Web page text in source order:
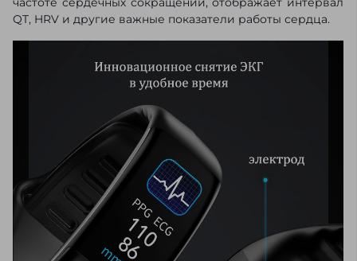
QT, HRV и другие важные показатели работы сердца.